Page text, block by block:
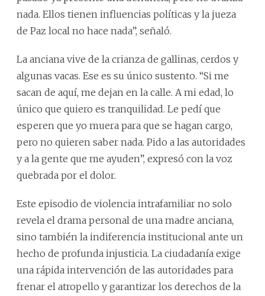
nada. Ellos tienen influencias políticas y la jueza
de Paz local no hace nada”, señaló.
La anciana vive de la crianza de gallinas, cerdos y
algunas vacas. Ese es su único sustento. “Si me
sacan de aquí, me dejan en la calle. A mi edad, lo
único que quiero es tranquilidad. Le pedí que
esperen que yo muera para que se hagan cargo,
pero no quieren saber nada. Pido a las autoridades
y a la gente que me ayuden”, expresó con la voz
quebrada por el dolor.
Este episodio de violencia intrafamiliar no solo
revela el drama personal de una madre anciana,
sino también la indiferencia institucional ante un
hecho de profunda injusticia. La ciudadanía exige
una rápida intervención de las autoridades para
frenar el atropello y garantizar los derechos de la